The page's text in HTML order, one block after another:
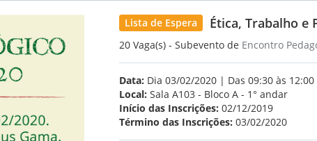
Lista de Espera Ética, Trabalho e
20 Vaga(s) - Subevento de Encontro
Data: Dia 03/02/2020 | Das 09:30 às 12:00
Local: Sala A103 - Bloco A - 1° andar
Início das Inscrições: 02/12/2019
Término das Inscrições: 03/02/2020